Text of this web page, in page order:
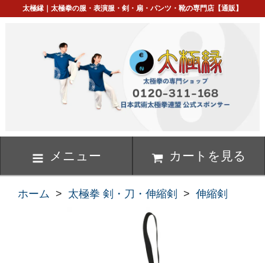
太極縁｜太極拳の服・表演服・剣・扇・パンツ・靴の専門店【通販】
メニュー カートを見る
ホーム > 太極拳 剣・刀・伸縮剣 > 伸縮剣